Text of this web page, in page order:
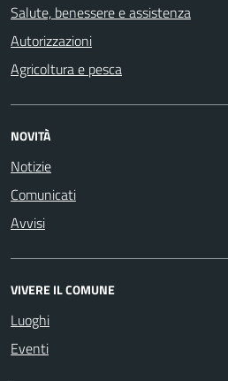
Salute, benessere e assistenza
Autorizzazioni
Agricoltura e pesca
NOVITÀ
Notizie
Comunicati
Avvisi
VIVERE IL COMUNE
Luoghi
Eventi